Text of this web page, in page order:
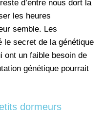
d’entre nous dort la
les heures
semble. Les
le secret de la génétique
ont un faible besoin de
génétique pourrait
dormeurs